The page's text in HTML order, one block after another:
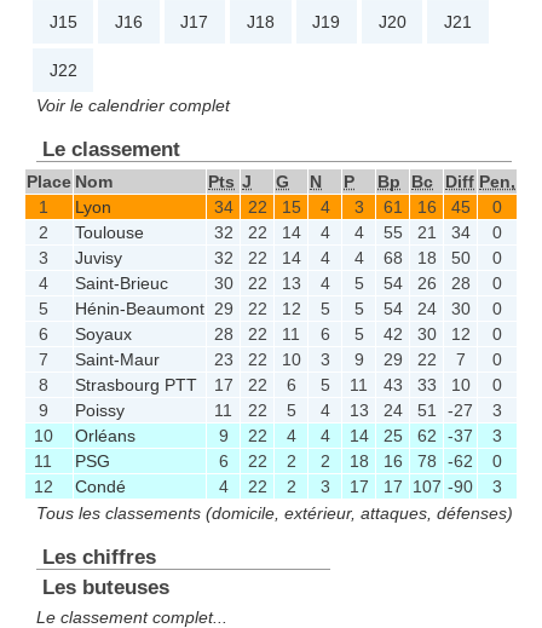
J15 J16 J17 J18 J19 J20 J21
J22
Voir le calendrier complet
Le classement
Place Nom Pts J G N P Bp Bc Diff Pen,
1
Lyon 34 22 15 4 3 61 16 45
0
2
Toulouse 32 22 14 4 4 55 21 34
0
3
Juvisy 32 22 14 4 4 68 18 50
0
4
Saint-Brieuc 30 22 13 4 5 54 26 28
0
5
Hénin-Beaumont 29 22 12 5 5 54 24 30
0
6
Soyaux 28 22 11 6 5 42 30 12
0
7
Saint-Maur 23 22 10 3 9 29 22 7
0
8
Strasbourg PTT 17 22 6 5 11 43 33 10
0
9
Poissy 11 22 5 4 13 24 51 -27
3
10
Orléans 9 22 4 4 14 25 62 -37
3
11
PSG 6 22 2 2 18 16 78 -62
0
12
Condé 4 22 2 3 17 17 107 -90
3
Tous les classements (domicile, extérieur, attaques, défenses)
Les chiffres
Les buteuses
Le classement complet...